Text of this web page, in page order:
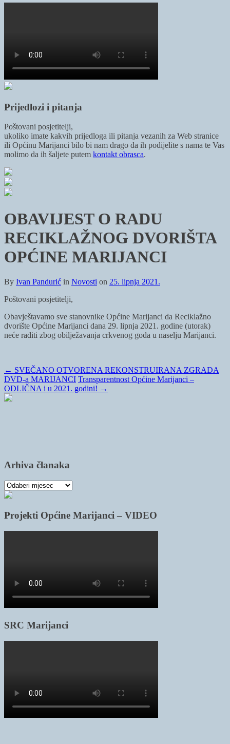
Prijedlozi i pitanja
Poštovani posjetitelji,
ukoliko imate kakvih prijedloga ili pitanja vezanih za Web stranice
ili Općinu Marijanci bilo bi nam drago da ih podijelite s nama te Vas
molimo da ih šaljete putem kontakt obrasca.
OBAVIJEST O RADU
RECIKLAŽNOG DVORIŠTA
OPĆINE MARIJANCI
By Ivan Pandurić in Novosti on 25. lipnja 2021.
Poštovani posjetitelji,
Obavještavamo sve stanovnike Općine Marijanci da Reciklažno
dvorište Općine Marijanci dana 29. lipnja 2021. godine (utorak)
neće raditi zbog obilježavanja crkvenog goda u naselju Marijanci.
← SVEČANO OTVORENA REKONSTRUIRANA ZGRADA
DVD-a MARIJANCI Transparentnost Općine Marijanci –
ODLIČNA i u 2021. godini! →
Arhiva članaka
Arhiva
članaka
Projekti Općine Marijanci – VIDEO
SRC Marijanci